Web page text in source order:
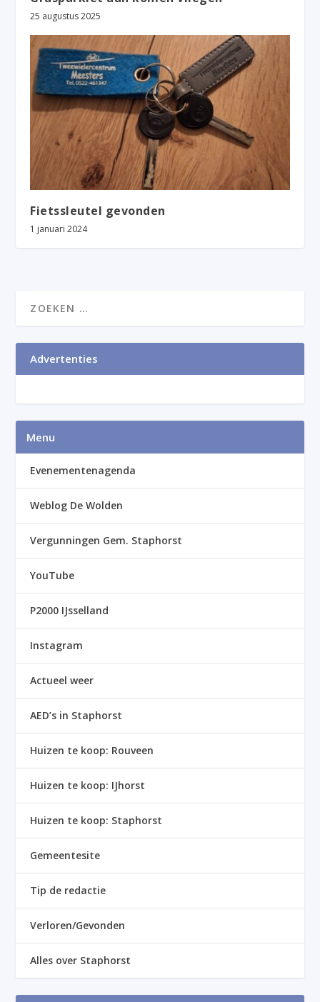
25 augustus 2025
Fietssleutel gevonden
1 januari 2024
Advertenties
Menu
Evenementenagenda
Weblog De Wolden
Vergunningen Gem. Staphorst
YouTube
P2000 IJsselland
Instagram
Actueel weer
AED’s in Staphorst
Huizen te koop: Rouveen
Huizen te koop: IJhorst
Huizen te koop: Staphorst
Gemeentesite
Tip de redactie
Verloren/Gevonden
Alles over Staphorst